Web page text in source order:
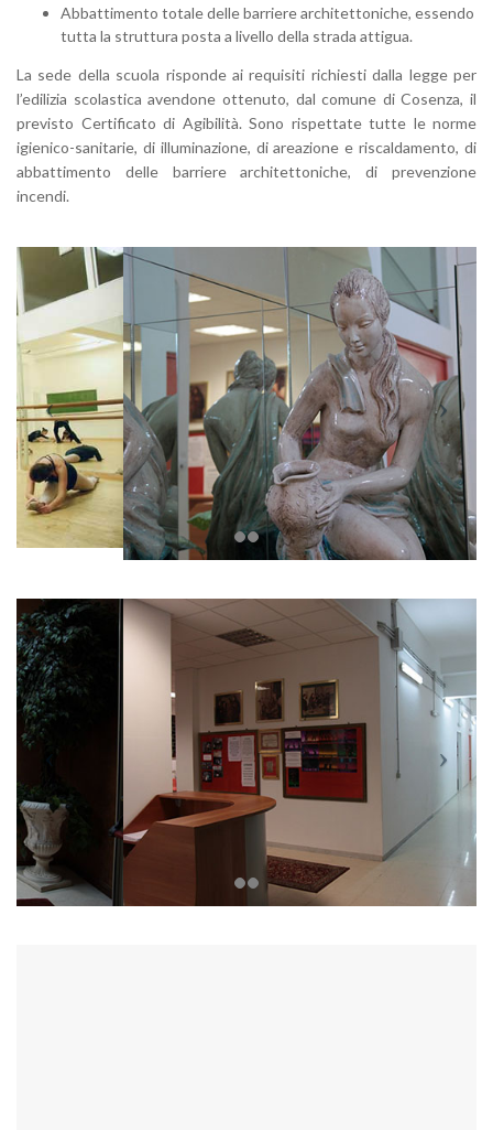
Abbattimento totale delle barriere architettoniche, essendo
tutta la struttura posta a livello della strada attigua.
La sede della scuola risponde ai requisiti richiesti dalla legge per
l’edilizia scolastica avendone ottenuto, dal comune di Cosenza, il
previsto Certificato di Agibilità. Sono rispettate tutte le norme
igienico-sanitarie, di illuminazione, di areazione e riscaldamento, di
abbattimento delle barriere architettoniche, di prevenzione
incendi.